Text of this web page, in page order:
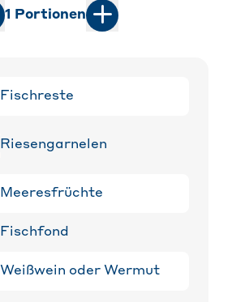
1 Portionen
Fischreste
Riesengarnelen
Meeresfrüchte
Fischfond
Weißwein oder Wermut